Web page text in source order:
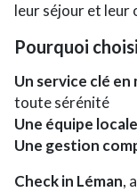
leur séjour et leur
Pourquoi
Un service clé en
toute sérénité
Une équipe
Une gestion
Check in Léman,